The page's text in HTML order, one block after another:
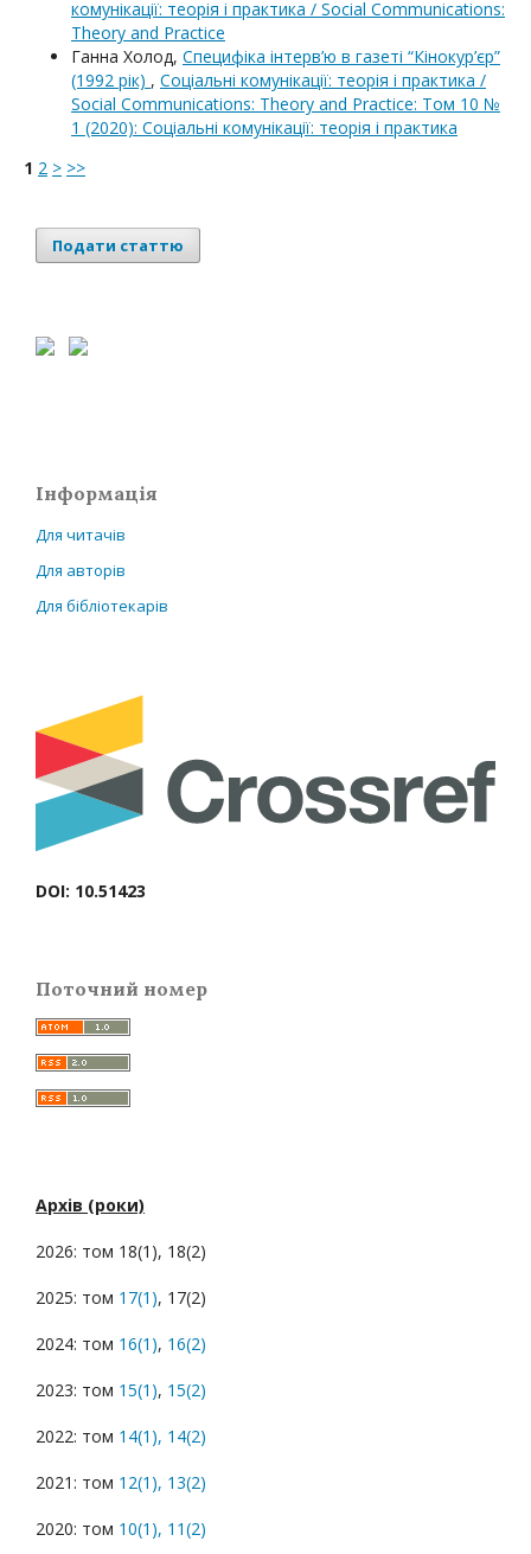
комунікації: теорія і практика / Social Communications:
Theory and Practice
Ганна Холод, Специфіка інтерв’ю в газеті “Кінокур’єр”
(1992 рік) , Соціальні комунікації: теорія і практика /
Social Communications: Theory and Practice: Том 10 №
1 (2020): Соціальні комунікації: теорія і практика
1 2 > >>
Подати статтю
Інформація
Для читачів
Для авторів
Для бібліотекарів
DOI: 10.51423
Поточний номер
Архів (роки)
2026: том 18(1), 18(2)
2025: том 17(1), 17(2)
2024: том 16(1), 16(2)
2023: том 15(1), 15(2)
2022: том 14(1), 14(2)
2021: том 12(1), 13(2)
2020: том 10(1), 11(2)